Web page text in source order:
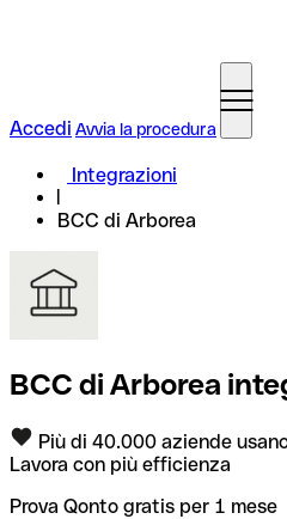
Accedi Avvia la procedura
Integrazioni
BCC di Arborea
BCC di Arborea
Più di 40.000 aziende
Lavora con più efficienza
Prova Qonto gratis per 1 mese